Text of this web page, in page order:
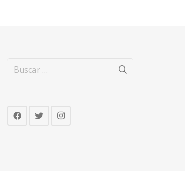
Buscar: